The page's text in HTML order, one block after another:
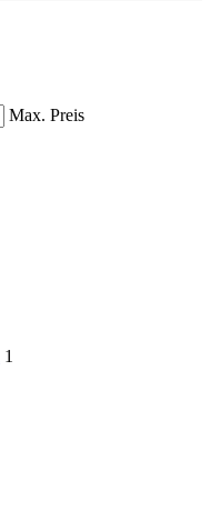
Max. Preis
1